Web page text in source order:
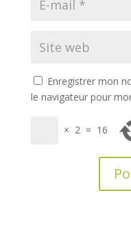
Enregistrer mon
le navigateur pour
× 2 = 16